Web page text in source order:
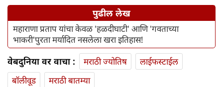
पुढील लेख
महाराणा प्रताप यांचा केवळ 'हळदीघाटी' आणि 'गवताच्या
भाकरी'पुरता मर्यादित नसलेला खरा इतिहास!
वेबदुनिया वर वाचा : मराठी ज्योतिष
लाईफस्टाईल
बॉलीवूड
मराठी बातम्या